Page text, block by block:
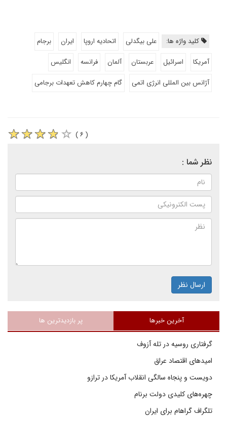
کلید واژه ها: علی بیگدلی اتحادیه اروپا ایران
برجام
آمریکا
اسرائیل عربستان آلمان فرانسه
انگلیس
آژانس بین المللی انرژی اتمی
گام چهارم کاهش تعهدات برجامی
( ۶ )
نظر شما :
ارسال نظر
آخرین خبرها پر بازدیدترین ها
گرفتاری روسیه در تله آزوف
امیدهای اقتصاد عراق
دویست و پنجاه سالگی انقلاب آمریکا در ترازو
چهره‌های کلیدی دولت برنام
تلگراف گراهام برای ایران